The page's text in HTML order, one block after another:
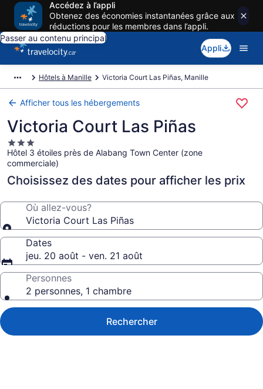
Accédez à l’appli
Obtenez des économies instantanées grâce aux
réductions pour les membres dans l’appli.
Passer au contenu principal
Appli
Hôtels à Manille Victoria Court Las Piñas, Manille
Afficher tous les hébergements
Victoria Court Las Piñas
Hébergement
3.0 étoiles
Hôtel 3 étoiles près de Alabang Town Center (zone
commerciale)
Choisissez des dates pour afficher les prix
Où allez-vous?
Victoria Court Las Piñas
Dates
jeu. 20 août - ven. 21 août
Personnes
2 personnes, 1 chambre
Rechercher